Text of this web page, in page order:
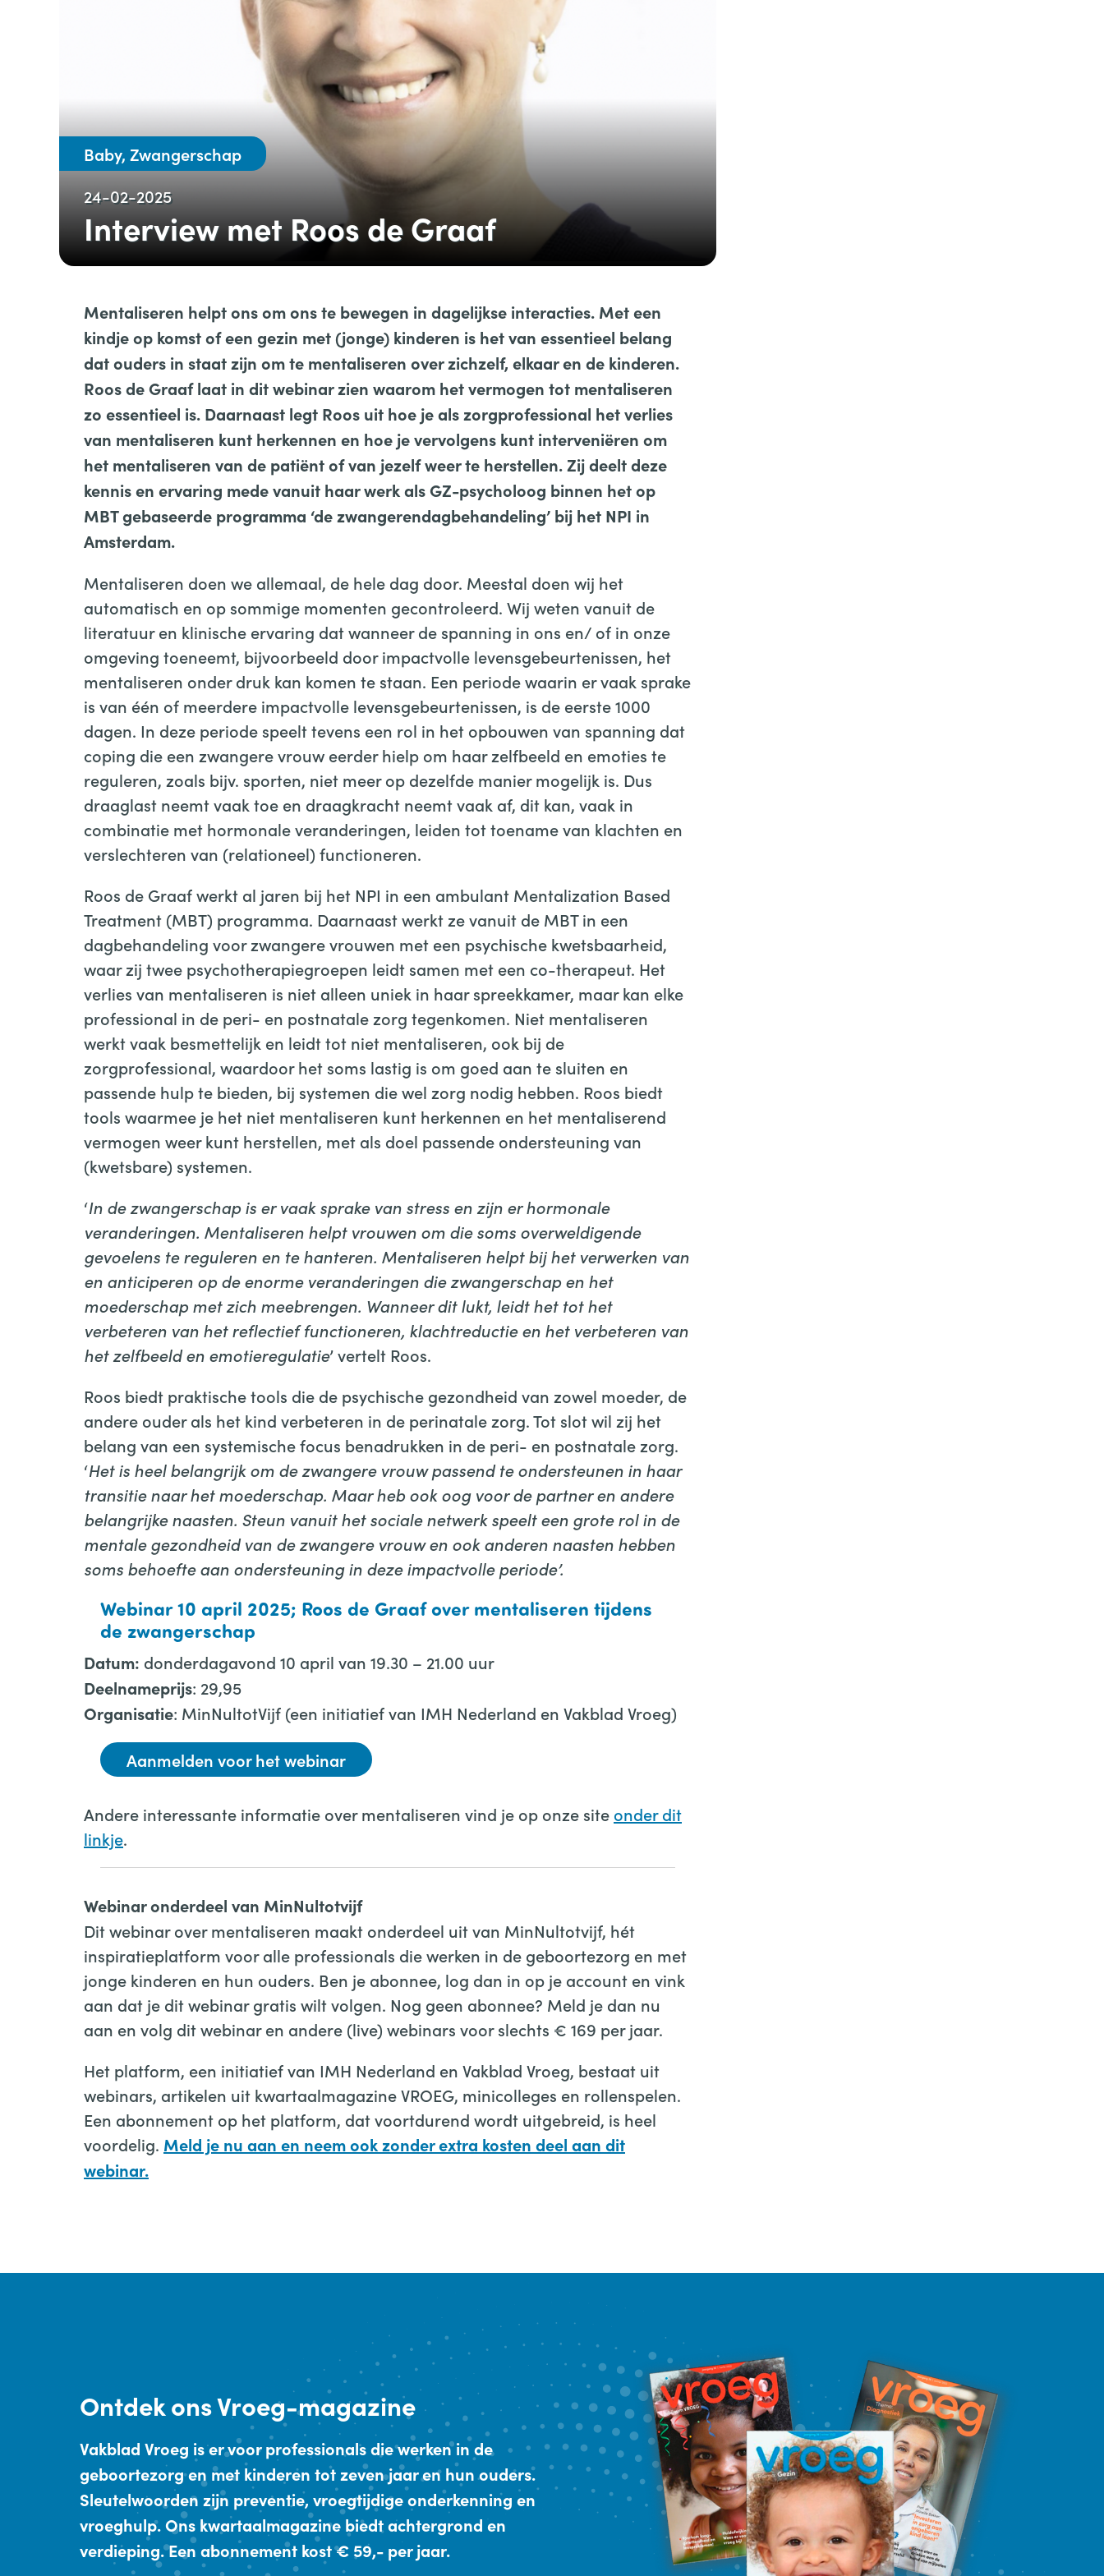
Baby, Zwangerschap
24-02-2025
Interview met Roos de Graaf
Mentaliseren helpt ons om ons te bewegen in dagelijkse interacties. Met een
kindje op komst of een gezin met (jonge) kinderen is het van essentieel belang
dat ouders in staat zijn om te mentaliseren over zichzelf, elkaar en de kinderen.
Roos de Graaf laat in dit webinar zien waarom het vermogen tot mentaliseren
zo essentieel is. Daarnaast legt Roos uit hoe je als zorgprofessional het verlies
van mentaliseren kunt herkennen en hoe je vervolgens kunt interveniëren om
het mentaliseren van de patiënt of van jezelf weer te herstellen. Zij deelt deze
kennis en ervaring mede vanuit haar werk als GZ-psycholoog binnen het op
MBT gebaseerde programma ‘de zwangerendagbehandeling’ bij het NPI in
Amsterdam.
Mentaliseren doen we allemaal, de hele dag door. Meestal doen wij het
automatisch en op sommige momenten gecontroleerd. Wij weten vanuit de
literatuur en klinische ervaring dat wanneer de spanning in ons en/ of in onze
omgeving toeneemt, bijvoorbeeld door impactvolle levensgebeurtenissen, het
mentaliseren onder druk kan komen te staan. Een periode waarin er vaak sprake
is van één of meerdere impactvolle levensgebeurtenissen, is de eerste 1000
dagen. In deze periode speelt tevens een rol in het opbouwen van spanning dat
coping die een zwangere vrouw eerder hielp om haar zelfbeeld en emoties te
reguleren, zoals bijv. sporten, niet meer op dezelfde manier mogelijk is. Dus
draaglast neemt vaak toe en draagkracht neemt vaak af, dit kan, vaak in
combinatie met hormonale veranderingen, leiden tot toename van klachten en
verslechteren van (relationeel) functioneren.
Roos de Graaf werkt al jaren bij het NPI in een ambulant Mentalization Based
Treatment (MBT) programma. Daarnaast werkt ze vanuit de MBT in een
dagbehandeling voor zwangere vrouwen met een psychische kwetsbaarheid,
waar zij twee psychotherapiegroepen leidt samen met een co-therapeut. Het
verlies van mentaliseren is niet alleen uniek in haar spreekkamer, maar kan elke
professional in de peri- en postnatale zorg tegenkomen. Niet mentaliseren
werkt vaak besmettelijk en leidt tot niet mentaliseren, ook bij de
zorgprofessional, waardoor het soms lastig is om goed aan te sluiten en
passende hulp te bieden, bij systemen die wel zorg nodig hebben. Roos biedt
tools waarmee je het niet mentaliseren kunt herkennen en het mentaliserend
vermogen weer kunt herstellen, met als doel passende ondersteuning van
(kwetsbare) systemen.
‘In de zwangerschap is er vaak sprake van stress en zijn er hormonale
veranderingen. Mentaliseren helpt vrouwen om die soms overweldigende
gevoelens te reguleren en te hanteren. Mentaliseren helpt bij het verwerken van
en anticiperen op de enorme veranderingen die zwangerschap en het
moederschap met zich meebrengen. Wanneer dit lukt, leidt het tot het
verbeteren van het reflectief functioneren, klachtreductie en het verbeteren van
het zelfbeeld en emotieregulatie’ vertelt Roos.
Roos biedt praktische tools die de psychische gezondheid van zowel moeder, de
andere ouder als het kind verbeteren in de perinatale zorg. Tot slot wil zij het
belang van een systemische focus benadrukken in de peri- en postnatale zorg.
‘Het is heel belangrijk om de zwangere vrouw passend te ondersteunen in haar
transitie naar het moederschap. Maar heb ook oog voor de partner en andere
belangrijke naasten. Steun vanuit het sociale netwerk speelt een grote rol in de
mentale gezondheid van de zwangere vrouw en ook anderen naasten hebben
soms behoefte aan ondersteuning in deze impactvolle periode’.
Webinar 10 april 2025; Roos de Graaf over mentaliseren tijdens
de zwangerschap
Datum: donderdagavond 10 april van 19.30 – 21.00 uur
Deelnameprijs: 29,95
Organisatie: MinNultotVijf (een initiatief van IMH Nederland en Vakblad Vroeg)
Aanmelden voor het webinar
Andere interessante informatie over mentaliseren vind je op onze site onder dit
linkje.
Webinar onderdeel van MinNultotvijf
Dit webinar over mentaliseren maakt onderdeel uit van MinNultotvijf, hét
inspiratieplatform voor alle professionals die werken in de geboortezorg en met
jonge kinderen en hun ouders. Ben je abonnee, log dan in op je account en vink
aan dat je dit webinar gratis wilt volgen. Nog geen abonnee? Meld je dan nu
aan en volg dit webinar en andere (live) webinars voor slechts € 169 per jaar.
Het platform, een initiatief van IMH Nederland en Vakblad Vroeg, bestaat uit
webinars, artikelen uit kwartaalmagazine VROEG, minicolleges en rollenspelen.
Een abonnement op het platform, dat voortdurend wordt uitgebreid, is heel
voordelig. Meld je nu aan en neem ook zonder extra kosten deel aan dit
webinar.
Ontdekons Vroeg-magazine
Vakblad Vroeg is er voor professionals die werken in de
geboortezorg en met kinderen tot zeven jaar en hun ouders.
Sleutelwoorden zijn preventie, vroegtijdige onderkenning en
vroeghulp. Ons kwartaalmagazine biedt achtergrond en
verdieping. Een abonnement kost € 59,- per jaar.